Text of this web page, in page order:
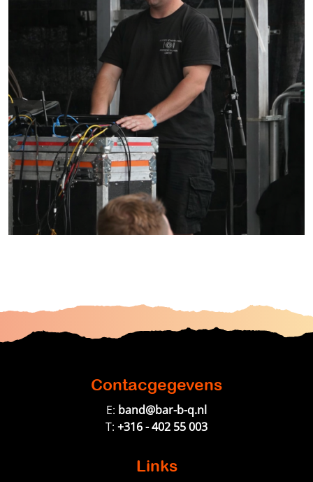
Contacgegevens
E: band@bar-b-q.nl
T: +316 - 402 55 003
Links